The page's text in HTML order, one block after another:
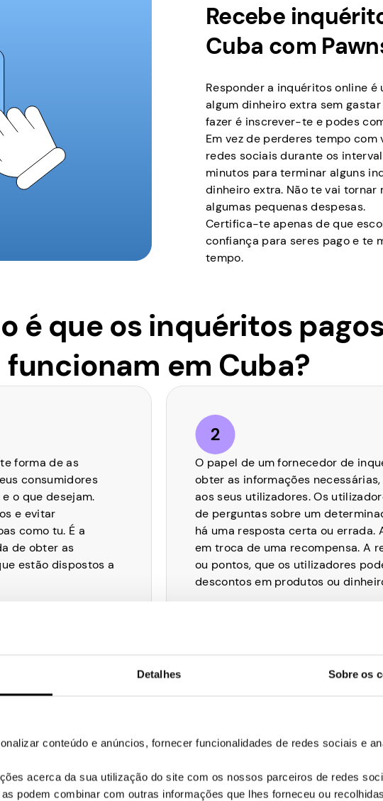
Detalhes Sobre os
conteúdo e anúncios, fornecer funcionalidades de redes sociais e
acerca da sua utilização do site com os nossos parceiros de redes
podem combinar com outras informações que lhes forneceu ou
Recebe
Cuba com
Responder a inquéritos online
algum dinheiro extra sem
fazer é inscrever-te e podes
Em vez de perderes tempo
redes sociais durante os
minutos para terminar alguns
dinheiro extra. Não te vai
algumas pequenas despesas.
Certifica-te apenas de que
confiança para seres pago e te
tempo.
é que os inquéritos
funcionam em Cuba?
forma de as
consumidores
o que desejam.
e evitar
como tu. É a
de obter as
estão dispostos a
O papel de um fornecedor de
obter as informações
aos seus utilizadores. Os
de perguntas sobre um
há uma resposta certa ou errada.
em troca de uma recompensa. A
ou pontos, que os utilizadores
descontos em produtos ou
dinheiro extra. No
mimos
As tuas recompensas
do número de inquéritos que
demográfico a que pertenceres.
oferecem incentivos extra como
referires a plataforma aos teus